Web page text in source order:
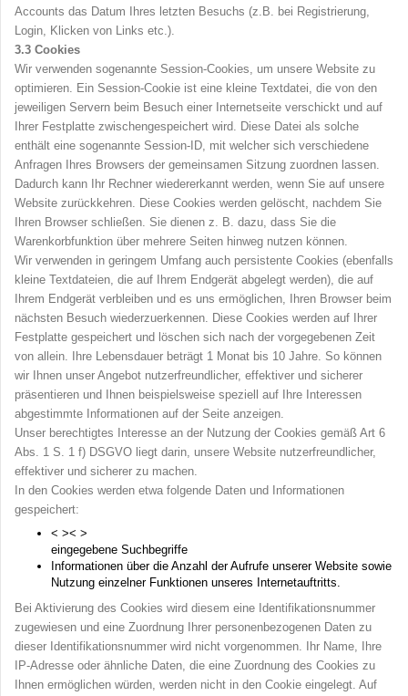
Accounts das Datum Ihres letzten Besuchs (z.B. bei Registrierung,
Login, Klicken von Links etc.).
3.3 Cookies
Wir verwenden sogenannte Session-Cookies, um unsere Website zu
optimieren. Ein Session-Cookie ist eine kleine Textdatei, die von den
jeweiligen Servern beim Besuch einer Internetseite verschickt und auf
Ihrer Festplatte zwischengespeichert wird. Diese Datei als solche
enthält eine sogenannte Session-ID, mit welcher sich verschiedene
Anfragen Ihres Browsers der gemeinsamen Sitzung zuordnen lassen.
Dadurch kann Ihr Rechner wiedererkannt werden, wenn Sie auf unsere
Website zurückkehren. Diese Cookies werden gelöscht, nachdem Sie
Ihren Browser schließen. Sie dienen z. B. dazu, dass Sie die
Warenkorbfunktion über mehrere Seiten hinweg nutzen können.
Wir verwenden in geringem Umfang auch persistente Cookies (ebenfalls
kleine Textdateien, die auf Ihrem Endgerät abgelegt werden), die auf
Ihrem Endgerät verbleiben und es uns ermöglichen, Ihren Browser beim
nächsten Besuch wiederzuerkennen. Diese Cookies werden auf Ihrer
Festplatte gespeichert und löschen sich nach der vorgegebenen Zeit
von allein. Ihre Lebensdauer beträgt 1 Monat bis 10 Jahre. So können
wir Ihnen unser Angebot nutzerfreundlicher, effektiver und sicherer
präsentieren und Ihnen beispielsweise speziell auf Ihre Interessen
abgestimmte Informationen auf der Seite anzeigen.
Unser berechtigtes Interesse an der Nutzung der Cookies gemäß Art 6
Abs. 1 S. 1 f) DSGVO liegt darin, unsere Website nutzerfreundlicher,
effektiver und sicherer zu machen.
In den Cookies werden etwa folgende Daten und Informationen
gespeichert:
< >< >
eingegebene Suchbegriffe
Informationen über die Anzahl der Aufrufe unserer Website sowie
Nutzung einzelner Funktionen unseres Internetauftritts.
Bei Aktivierung des Cookies wird diesem eine Identifikationsnummer
zugewiesen und eine Zuordnung Ihrer personenbezogenen Daten zu
dieser Identifikationsnummer wird nicht vorgenommen. Ihr Name, Ihre
IP-Adresse oder ähnliche Daten, die eine Zuordnung des Cookies zu
Ihnen ermöglichen würden, werden nicht in den Cookie eingelegt. Auf